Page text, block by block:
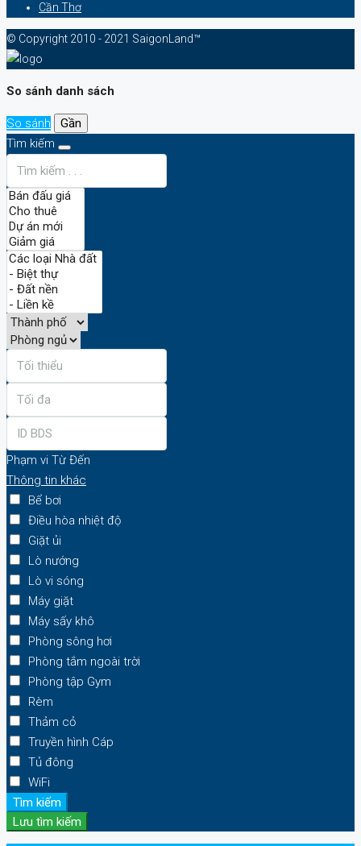
Cần Thơ
© Copyright 2010 - 2021 SaigonLand™
So sánh danh sách
So sánh
Gần
Tìm kiếm
Phạm vi Từ Đến
Thông tin khác
Bể bơi
Điều hòa nhiệt độ
Giặt ủi
Lò nướng
Lò vi sóng
Máy giặt
Máy sấy khô
Phòng sông hơi
Phòng tắm ngoài trời
Phòng tập Gym
Rèm
Thảm cỏ
Truyền hình Cáp
Tủ đông
WiFi
Tìm kiếm
Lưu tìm kiếm